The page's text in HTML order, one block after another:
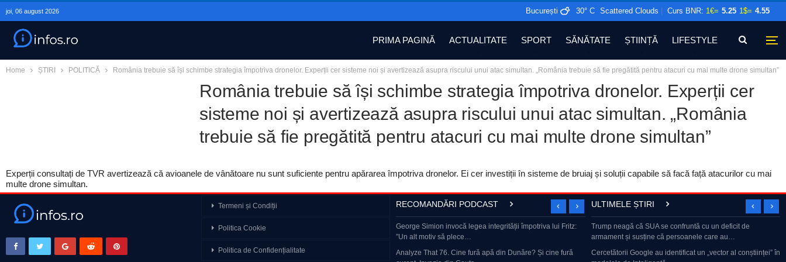
joi, 06 august 2026 București 30° C Scattered Clouds |Curs BNR: 1€= 5.25 1$= 4.55
PRIMA PAGINĂ ACTUALITATE SPORT SĂNĂTATE ȘTIINȚĂ LIFESTYLE
Home ȘTIRI POLITICĂ România trebuie să își schimbe strategia împotriva dronelor. Experții cer sisteme noi și avertizează asupra riscului unui atac simultan. „România trebuie să fie pregătită pentru atacuri cu mai multe drone simultan”
România trebuie să își schimbe strategia împotriva dronelor. Experții cer
sisteme noi și avertizează asupra riscului unui atac simultan. „România
trebuie să fie pregătită pentru atacuri cu mai multe drone simultan”
Experții consultați de TVR avertizează că avioanele de vânătoare nu sunt suficiente pentru apărarea împotriva dronelor. Ei cer investiții în sisteme de bruiaj și soluții capabile să facă față atacurilor cu mai
multe drone simultan.
Termeni și Condiții
Politica Cookie
Politica de Confidențialitate
RECOMANDĂRI PODCAST
Leaders Special Otilia Nuțu. De ce nu avem curent electric.
Războiul din Ucraina – cum supraviețuiește rusul obișnuit?
George Simion invocă legea integrității împotriva lui Fritz:
”Un alt motiv să plece…
Analyze That 76. Cine fură apă din Dunăre? Și cine fură
Marius Tucă Show – Invitat: Dan Dungaciu: “Singura
a României e…
BEST OF „Dan Capatos Show” | Greii manelelor, SHOW la
ULTIMELE ȘTIRI
Cum își menține Elena Gheorghe silueta în vacanță. Artista
își face toate poftele, dar…
High Court orders trial in Calin Georgescu – Horatiu Potra
Trump neagă că SUA se confruntă cu un deficit de
armament și susține că persoanele care au…
Cercetătorii Google au identificat un „vector al conștiinței” în